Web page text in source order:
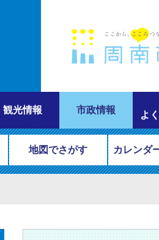
観光情報 市政情報
よ
地図でさがす カレンダ